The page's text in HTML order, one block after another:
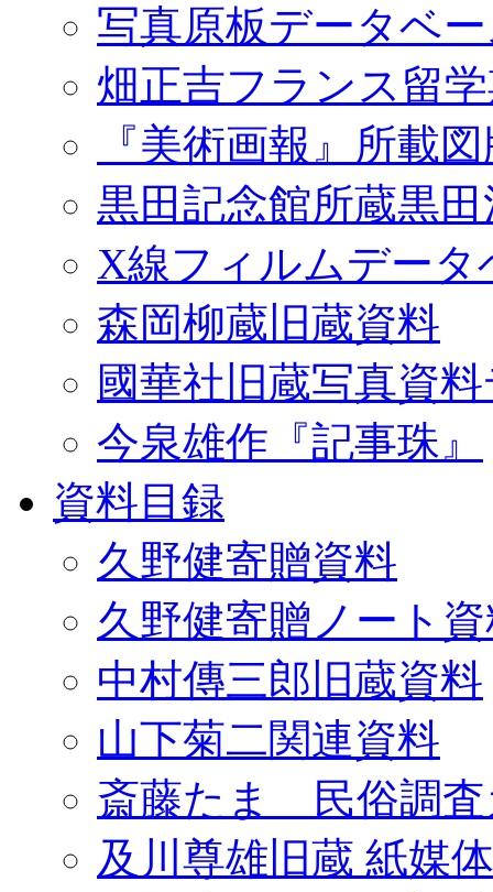
写真原板データベ
畑正吉フランス留
『美術画報』所載
黒田記念館所蔵黒
X線フィルムデータ
森岡柳蔵旧蔵資料
國華社旧蔵写真資
今泉雄作『記事珠』
資料目録
久野健寄贈資料
久野健寄贈ノート
中村傳三郎旧蔵資料
山下菊二関連資料
斎藤たま 民俗調査
及川尊雄旧蔵 紙媒